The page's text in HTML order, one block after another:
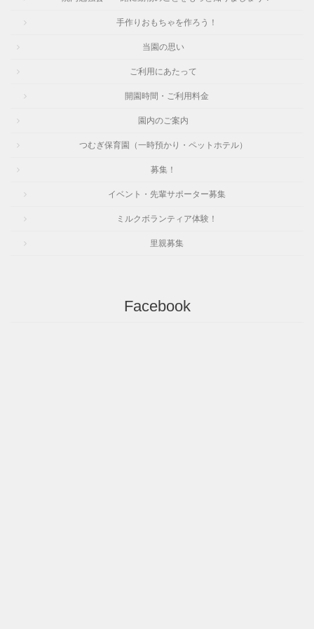
手作りおもちゃを作ろう！
当園の思い
ご利用にあたって
開園時間・ご利用料金
園内のご案内
つむぎ保育園（一時預かり・ペットホテル）
募集！
イベント・先輩サポーター募集
ミルクボランティア体験！
里親募集
Facebook